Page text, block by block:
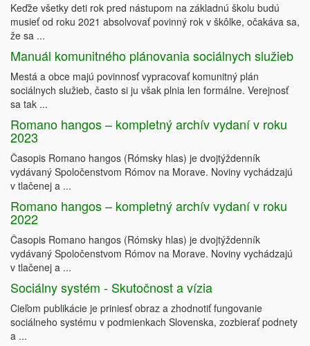
Keďže všetky deti rok pred nástupom na základnú školu budú
musieť od roku 2021 absolvovať povinný rok v škôlke, očakáva sa,
že sa ...
Manuál komunitného plánovania sociálnych služieb
Mestá a obce majú povinnosť vypracovať komunitný plán
sociálnych služieb, často si ju však plnia len formálne. Verejnosť
sa tak ...
Romano hangos – kompletný archív vydaní v roku
2023
Časopis Romano hangos (Rómsky hlas) je dvojtýždenník
vydávaný Spoločenstvom Rómov na Morave. Noviny vychádzajú
v tlačenej a ...
Romano hangos – kompletný archív vydaní v roku
2022
Časopis Romano hangos (Rómsky hlas) je dvojtýždenník
vydávaný Spoločenstvom Rómov na Morave. Noviny vychádzajú
v tlačenej a ...
Sociálny systém - Skutočnost a vízia
Cieľom publikácie je priniesť obraz a zhodnotiť fungovanie
sociálneho systému v podmienkach Slovenska, zozbierať podnety
a ...